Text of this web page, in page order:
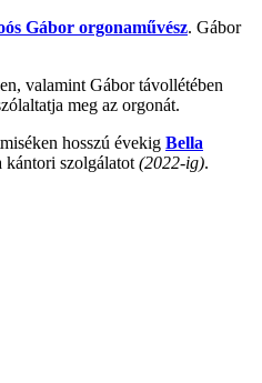
Gábor orgonaművész. Gábor
valamint Gábor távollétében
meg az orgonát.
hosszú évekig Bella
kántori szolgálatot (2022-ig).